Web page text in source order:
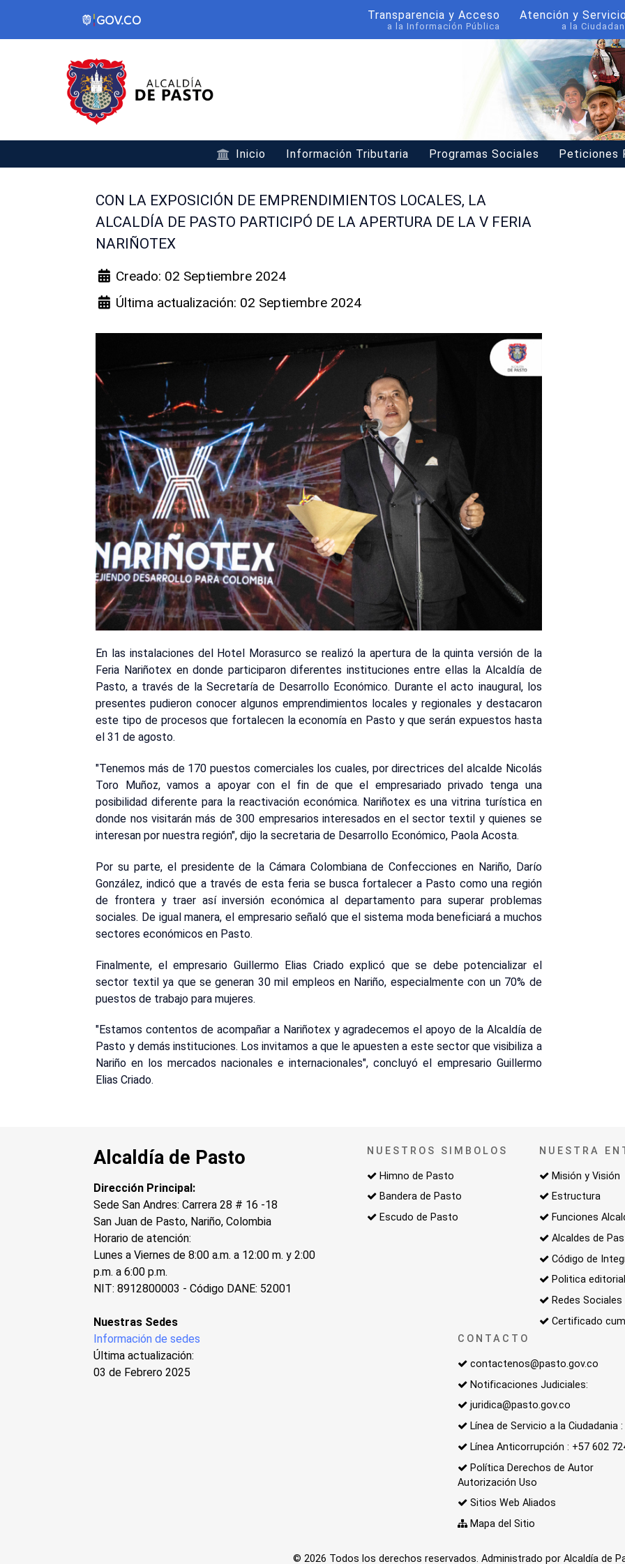
Transparencia y Acceso
a la Información Pública
Atención y
a la
Inicio Información Tributaria Programas Sociales Peticiones
CON LA EXPOSICIÓN DE EMPRENDIMIENTOS LOCALES, LA
ALCALDÍA DE PASTO PARTICIPÓ DE LA APERTURA DE LA V FERIA
NARIÑOTEX
Creado: 02 Septiembre 2024
Última actualización: 02 Septiembre 2024
En las instalaciones del Hotel Morasurco se realizó la apertura de la quinta versión de la
Feria Nariñotex en donde participaron diferentes instituciones entre ellas la Alcaldía de
Pasto, a través de la Secretaría de Desarrollo Económico. Durante el acto inaugural, los
presentes pudieron conocer algunos emprendimientos locales y regionales y destacaron
este tipo de procesos que fortalecen la economía en Pasto y que serán expuestos hasta
el 31 de agosto.
"Tenemos más de 170 puestos comerciales los cuales, por directrices del alcalde Nicolás
Toro Muñoz, vamos a apoyar con el fin de que el empresariado privado tenga una
posibilidad diferente para la reactivación económica. Nariñotex es una vitrina turística en
donde nos visitarán más de 300 empresarios interesados en el sector textil y quienes se
interesan por nuestra región", dijo la secretaria de Desarrollo Económico, Paola Acosta.
Por su parte, el presidente de la Cámara Colombiana de Confecciones en Nariño, Darío
González, indicó que a través de esta feria se busca fortalecer a Pasto como una región
de frontera y traer así inversión económica al departamento para superar problemas
sociales. De igual manera, el empresario señaló que el sistema moda beneficiará a muchos
sectores económicos en Pasto.
Finalmente, el empresario Guillermo Elias Criado explicó que se debe potencializar el
sector textil ya que se generan 30 mil empleos en Nariño, especialmente con un 70% de
puestos de trabajo para mujeres.
"Estamos contentos de acompañar a Nariñotex y agradecemos el apoyo de la Alcaldía de
Pasto y demás instituciones. Los invitamos a que le apuesten a este sector que visibiliza a
Nariño en los mercados nacionales e internacionales", concluyó el empresario Guillermo
Elias Criado.
Alcaldía de Pasto
Dirección Principal:
Sede San Andres: Carrera 28 # 16 -18
San Juan de Pasto, Nariño, Colombia
Horario de atención:
Lunes a Viernes de 8:00 a.m. a 12:00 m. y 2:00
p.m. a 6:00 p.m.
NIT: 8912800003 - Código DANE: 52001
Nuestras Sedes
Información de sedes
Última actualización:
03 de Febrero 2025
NUESTROS SIMBOLOS
Himno de Pasto
Bandera de Pasto
Escudo de Pasto
NUESTRA
Misión y Visión
Estructura
Funciones
Alcaldes de
Código de
Politica editorial
Redes Sociales
Certificado
CONTACTO
contactenos@pasto.gov.co
Notificaciones Judiciales:
juridica@pasto.gov.co
Línea de Servicio a la Ciudadania
Línea Anticorrupción : +57 602
Política Derechos de Autor
Autorización Uso
Sitios Web Aliados
Mapa del Sitio
© 2026 Todos los derechos reservados. Administrado por Alcaldía de